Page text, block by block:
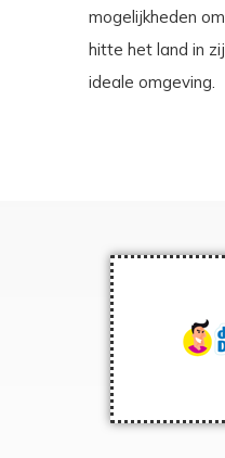
mogelijkheden
hitte het land in
ideale omgeving.